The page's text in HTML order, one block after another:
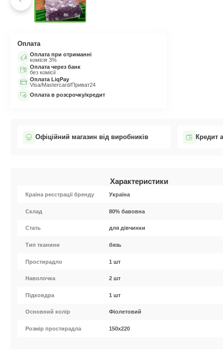
Оплата
Оплата при отриманні
комісія 3%
Оплата через банк
без комісії
Оплата LiqPay
Visa/Mastercard/Приват24
Оплата в розсрочку/кредит
Офіційний магазин від виробників Кредит
Характеристики
Країна реєстрації бренду Україна
Cклад 80% бавовна
Стать для дівчинки
Тип тканини бязь
Простирадло 1 шт
Наволочка 2 шт
Підковдра 1 шт
Основний колір Фіолетовий
Розмір простирадла 150х220